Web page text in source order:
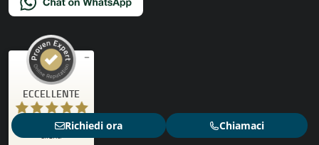
ECCELLENTE
Recensioni dei
clienti
Recensioni ed esperienze dei clienti per
profili
)
100
ECCELLENTERichiedi ora Chiamaci